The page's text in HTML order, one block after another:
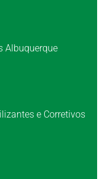
Albuquerque
e Corretivos